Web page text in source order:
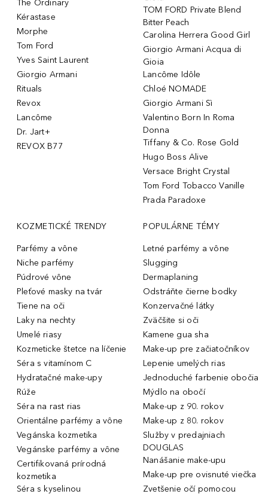
The Ordinary
Kérastase
Morphe
Tom Ford
Yves Saint Laurent
Giorgio Armani
Rituals
Revox
Lancôme
Dr. Jart+
REVOX B77
TOM FORD Private Blend
Bitter Peach
Carolina Herrera Good Girl
Giorgio Armani Acqua di
Gioia
Lancôme Idôle
Chloé NOMADE
Giorgio Armani Sì
Valentino Born In Roma
Donna
Tiffany & Co. Rose Gold
Hugo Boss Alive
Versace Bright Crystal
Tom Ford Tobacco Vanille
Prada Paradoxe
KOZMETICKÉ TRENDY
Parfémy a vône
Niche parfémy
Púdrové vône
Pleťové masky na tvár
Tiene na oči
Laky na nechty
Umelé riasy
Kozmeticke štetce na líčenie
Séra s vitamínom C
Hydratačné make-upy
Rúže
Séra na rast rias
Orientálne parfémy a vône
Vegánska kozmetika
Vegánske parfémy a vône
Certifikovaná prírodná
kozmetika
Séra s kyselinou
POPULÁRNE TÉMY
Letné parfémy a vône
Slugging
Dermaplaning
Odstráňte čierne bodky
Konzervačné látky
Zväčšite si oči
Kamene gua sha
Make-up pre začiatočníkov
Lepenie umelých rias
Jednoduché farbenie obočia
Mýdlo na obočí
Make-up z 90. rokov
Make-up z 80. rokov
Služby v predajniach
DOUGLAS
Nanášanie make-upu
Make-up pre ovisnuté viečka
Zvetšenie očí pomocou